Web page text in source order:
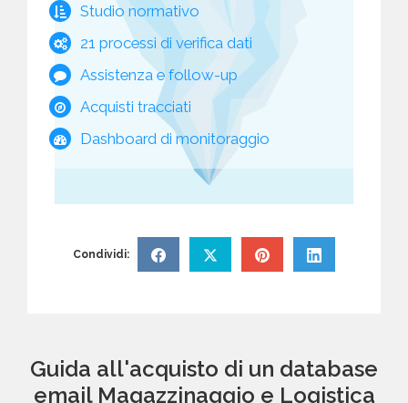
Studio normativo
21 processi di verifica dati
Assistenza e follow-up
Acquisti tracciati
Dashboard di monitoraggio
Condividi:
Guida all'acquisto di un database
email Magazzinaggio e Logistica